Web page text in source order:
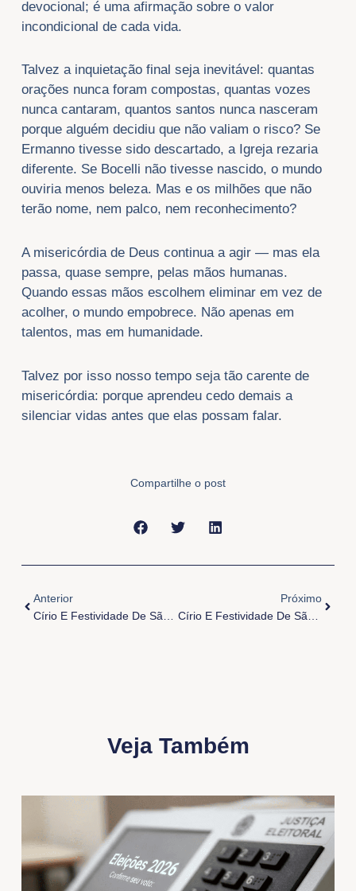
devocional; é uma afirmação sobre o valor
incondicional de cada vida.
Talvez a inquietação final seja inevitável: quantas
orações nunca foram compostas, quantas vozes
nunca cantaram, quantos santos nunca nasceram
porque alguém decidiu que não valiam o risco? Se
Ermanno tivesse sido descartado, a Igreja rezaria
diferente. Se Bocelli não tivesse nascido, o mundo
ouviria menos beleza. Mas e os milhões que não
terão nome, nem palco, nem reconhecimento?
A misericórdia de Deus continua a agir — mas ela
passa, quase sempre, pelas mãos humanas.
Quando essas mãos escolhem eliminar em vez de
acolher, o mundo empobrece. Não apenas em
talentos, mas em humanidade.
Talvez por isso nosso tempo seja tão carente de
misericórdia: porque aprendeu cedo demais a
silenciar vidas antes que elas possam falar.
Compartilhe o post
Anterior
Próximo
Veja Também